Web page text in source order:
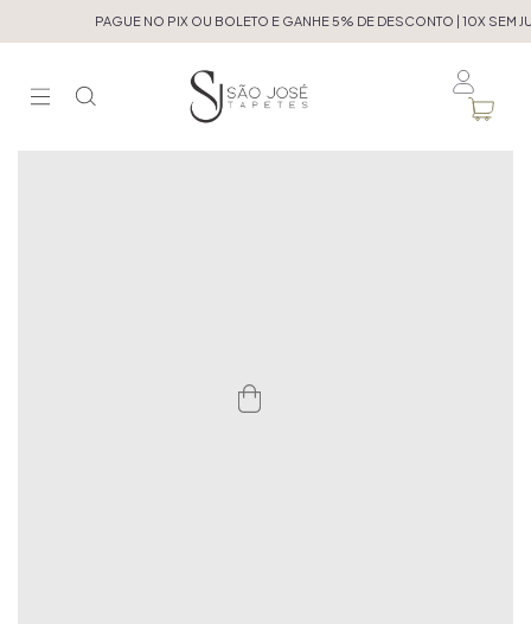
PAGUE NO PIX OU BOLETO E GANHE 5% DE DESCONTO | 10X SEM